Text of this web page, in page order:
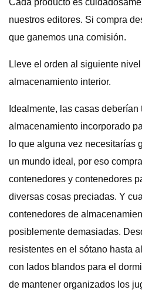
Cada producto es
nuestros editores. Si compra
que ganemos una comisión.
Lleve el orden al siguiente
almacenamiento interior.
Idealmente, las casas
almacenamiento incorporado
lo que alguna vez necesitarías
un mundo ideal, por eso
contenedores y contenedores
diversas cosas preciadas. Y
contenedores de
posiblemente demasiadas.
resistentes en el sótano hasta
con lados blandos para el
de mantener organizados los